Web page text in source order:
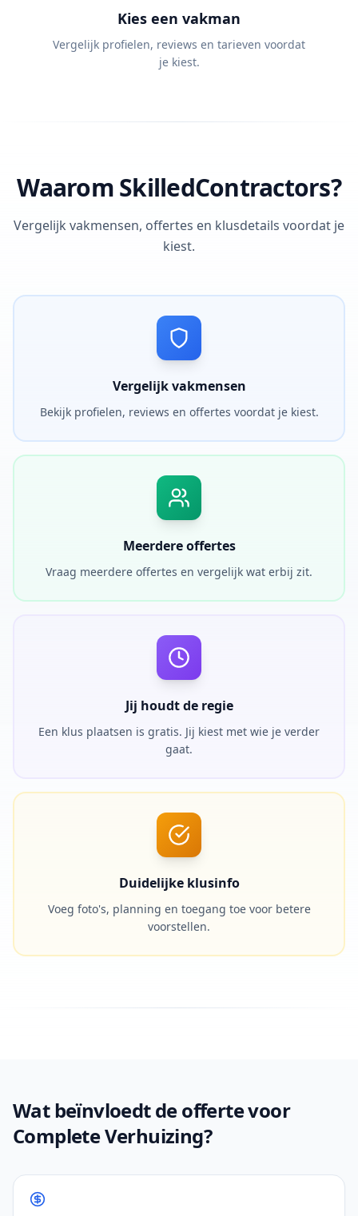
Kies een vakman
Vergelijk profielen, reviews en tarieven voordat
je kiest.
Waarom SkilledContractors?
Vergelijk vakmensen, offertes en klusdetails voordat je
kiest.
Vergelijk vakmensen
Bekijk profielen, reviews en offertes voordat je kiest.
Meerdere offertes
Vraag meerdere offertes en vergelijk wat erbij zit.
Jij houdt de regie
Een klus plaatsen is gratis. Jij kiest met wie je verder
gaat.
Duidelijke klusinfo
Voeg foto's, planning en toegang toe voor betere
voorstellen.
Wat beïnvloedt de offerte voor
Complete Verhuizing?